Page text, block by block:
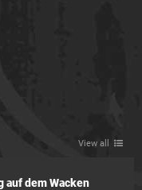
View all
auf dem Wacken